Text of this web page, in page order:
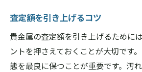
査定額を引き上げるコツ
貴金属の査定額を引き上げるために
ントを押さえておくことが大切です
態を最良に保つことが重要です。汚